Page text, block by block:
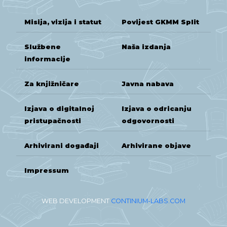
Misija, vizija i statut Povijest GKMM Split
Službene
informacije
Naša izdanja
Za knjižničare Javna nabava
Izjava o digitalnoj
pristupačnosti
Izjava o odricanju
odgovornosti
Arhivirani događaji Arhivirane objave
Impressum
WEB DEVELOPMENT CONTINIUM-LABS.COM